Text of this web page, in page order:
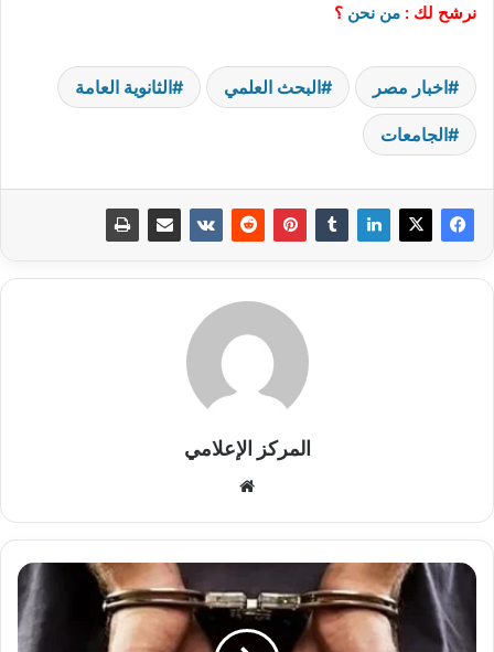
نرشح لك : من نحن ؟
اخبار مصر البحث العلمي الثانوية العامة
الجامعات
المركز الإعلامي
حبس
المتهم
بالتعدي